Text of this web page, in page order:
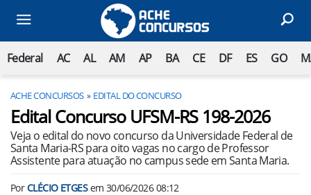
Federal AC AL AM AP BA CE DF ES GO
ACHE CONCURSOS EDITAL DO CONCURSO
Edital Concurso UFSM-RS 198-2026
Veja o edital do novo concurso da Universidade Federal de
Santa Maria-RS para oito vagas no cargo de Professor
Assistente para atuação no campus sede em Santa Maria.
PorCLÉCIO ETGESem 30/06/2026 08:12